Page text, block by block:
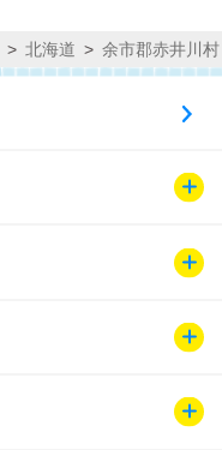
北海道 余市郡赤井川村